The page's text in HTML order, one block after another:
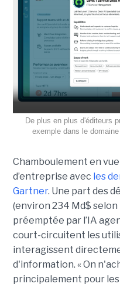
De plus en plus d'éditeurs
exemple dans le
Chamboulement en
d’entreprise avec les
Gartner. Une part des
(environ 234 Md$
préemptée par l’IA
court-circuitent les
interagissent
d'information. « On
principalement pour les